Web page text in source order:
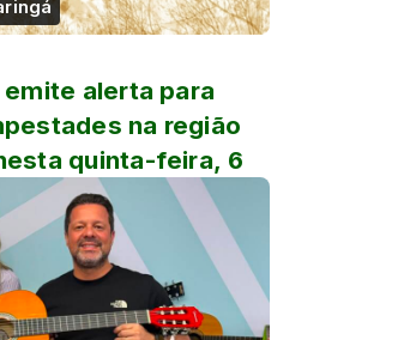
alerta para
na região
quinta-feira, 6